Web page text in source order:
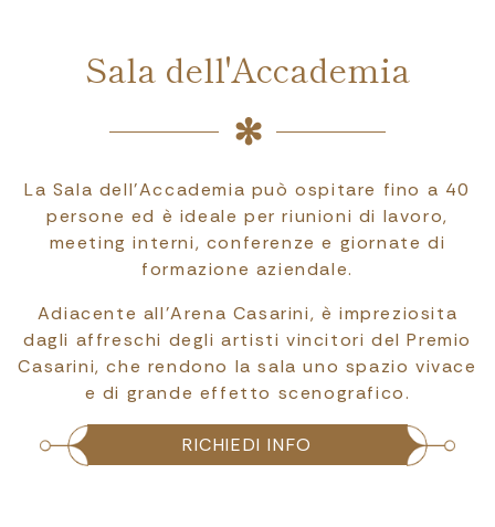
Sala dell'Accademia
La Sala dell’Accademia può ospitare fino a 40
persone ed è ideale per riunioni di lavoro,
meeting interni, conferenze e giornate di
formazione aziendale.
Adiacente all’Arena Casarini, è impreziosita
dagli affreschi degli artisti vincitori del Premio
Casarini, che rendono la sala uno spazio vivace
e di grande effetto scenografico.
RICHIEDI INFO